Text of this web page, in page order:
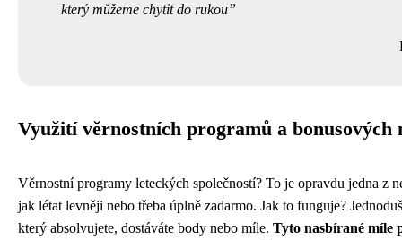
který můžeme chytit do rukou
Využití věrnostních programů a bonusových
Věrnostní programy leteckých společností? To je opravdu jedna z
jak létat levněji nebo třeba úplně zadarmo. Jak to funguje?
který absolvujete, dostáváte body nebo míle. Tyto nasbírané míle